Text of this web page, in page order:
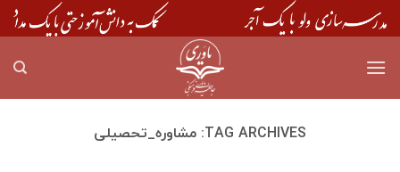
Skip
to
TAG ARCHIVES: مشاوره_تحصیلی